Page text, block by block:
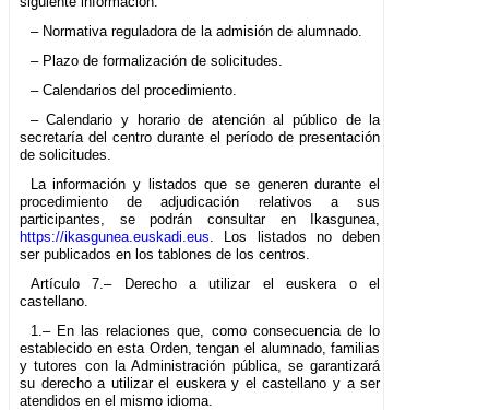
– Normativa reguladora de la admisión de alumnado.
– Plazo de formalización de solicitudes.
– Calendarios del procedimiento.
– Calendario y horario de atención al público de la
secretaría del centro durante el período de presentación
de solicitudes.
La información y listados que se generen durante el
procedimiento de adjudicación relativos a sus
participantes, se podrán consultar en Ikasgunea,
https://ikasgunea.euskadi.eus . Los listados no deben
ser publicados en los tablones de los centros.
Artículo 7.– Derecho a utilizar el euskera o el
castellano.
1.– En las relaciones que, como consecuencia de lo
establecido en esta Orden, tengan el alumnado, familias
y tutores con la Administración pública, se garantizará
su derecho a utilizar el euskera y el castellano y a ser
atendidos en el mismo idioma.